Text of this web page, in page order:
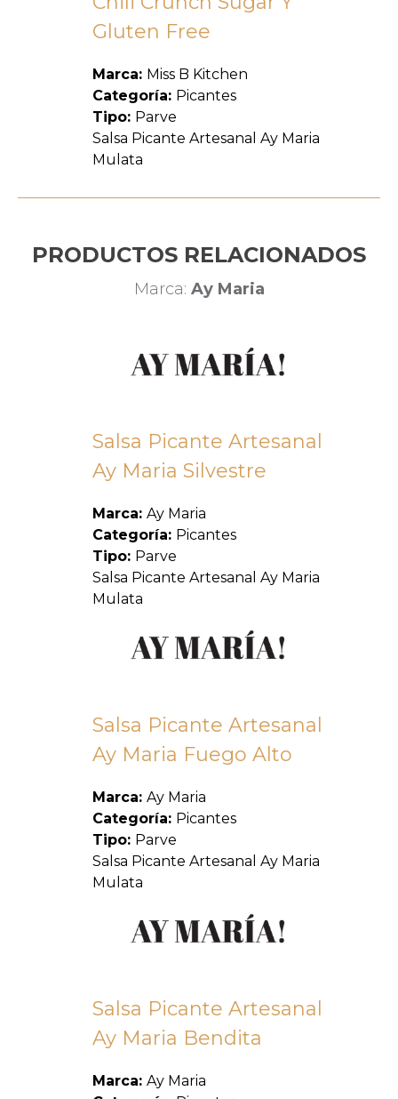
Gluten Free
Marca: Miss B Kitchen
Categoría: Picantes
Tipo: Parve
Salsa Picante Artesanal Ay Maria
Mulata
PRODUCTOS RELACIONADOS
Marca: Ay Maria
Salsa Picante Artesanal
Ay Maria Silvestre
Marca: Ay Maria
Categoría: Picantes
Tipo: Parve
Salsa Picante Artesanal Ay Maria
Mulata
Salsa Picante Artesanal
Ay Maria Fuego Alto
Marca: Ay Maria
Categoría: Picantes
Tipo: Parve
Salsa Picante Artesanal Ay Maria
Mulata
Salsa Picante Artesanal
Ay Maria Bendita
Marca: Ay Maria